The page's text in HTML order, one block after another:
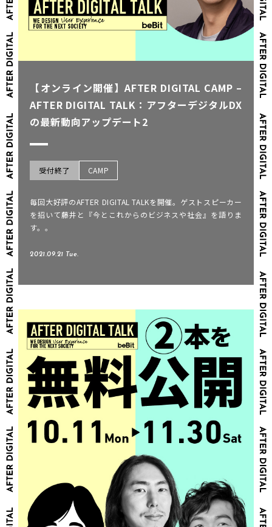
【オンライン開催】AFTER DIGITAL CAMP –
AFTER DIGITAL TALK：アフターデジタルDX
の最新動向アップデート2
受付終了 CAMP
毎回大好評のAFTER DIGITAL TALKを開催。ゲストスピーカー
を招いて藤井と『今とこれからのビジネスや社会』を語りま
す。。
2021.09.21 Tue.